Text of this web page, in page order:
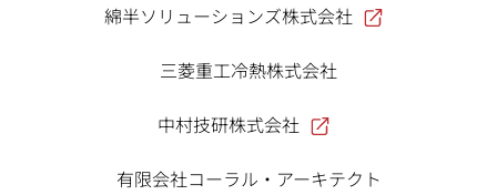
綿半ソリューションズ株式会社
三菱重工冷熱株式会社
中村技研株式会社
有限会社コーラル・アーキテクト